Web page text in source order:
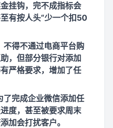
挂钩，完不成指标会
有按人头“少一个扣50
不得不通过电商平台购
，但部分银行对添加
严格要求，增加了任
了完成企业微信添加任
度，甚至被要求周末
加会打扰客户。